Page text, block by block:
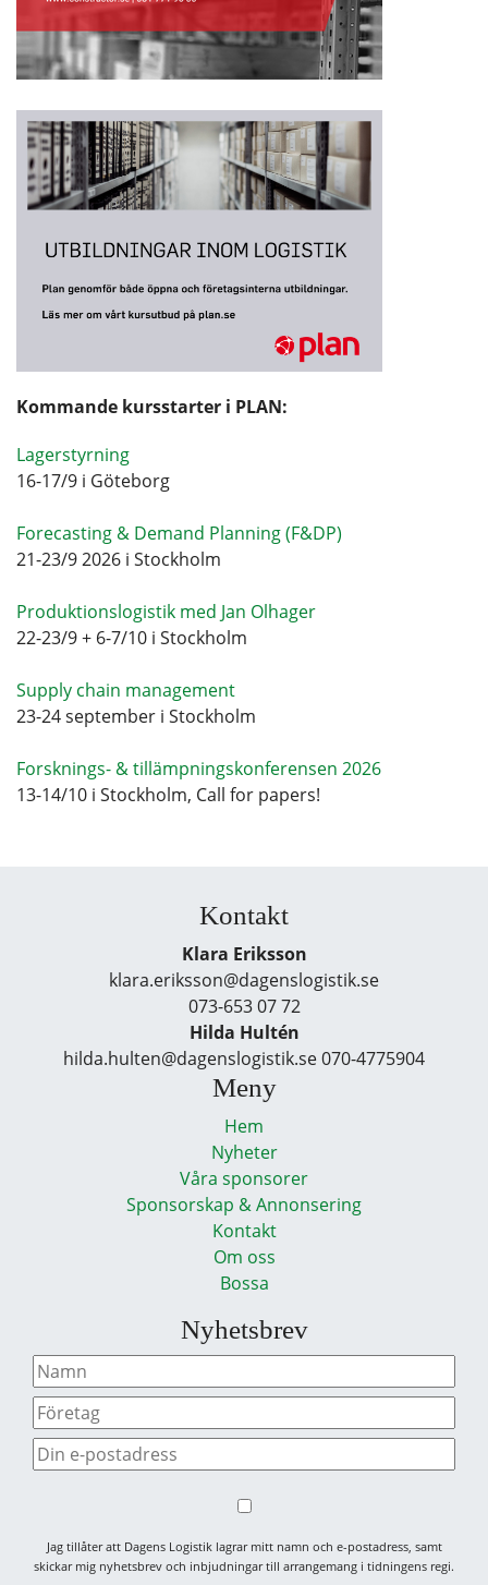
Kommande kursstarter i PLAN:
Lagerstyrning
16-17/9 i Göteborg
Forecasting & Demand Planning (F&DP)
21-23/9 2026 i Stockholm
Produktionslogistik med Jan Olhager
22-23/9 + 6-7/10 i Stockholm
Supply chain management
23-24 september i Stockholm
Forsknings- & tillämpningskonferensen 2026
13-14/10 i Stockholm, Call for papers!
Kontakt
Klara Eriksson
klara.eriksson@dagenslogistik.se
073-653 07 72
Hilda Hultén
hilda.hulten@dagenslogistik.se 070-4775904
Meny
Hem
Nyheter
Våra sponsorer
Sponsorskap & Annonsering
Kontakt
Om oss
Bossa
Nyhetsbrev
Jag tillåter att Dagens Logistik lagrar mitt namn och e-postadress, samt
skickar mig nyhetsbrev och inbjudningar till arrangemang i tidningens regi.